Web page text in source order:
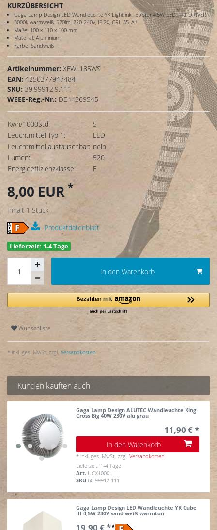
KURZÜBERSICHT
Gaga Lamp Design LED Wandleuchte YK Light inkl. Epistar 4,5W LED, inkl. DRIVER
3000k warmweiß, 520lm, 220-240V, IP 20, CRI: 85, A+
Maße: 100 x 110 x 100 mm
Material: Aluminium
Farbe: Sandweiß
Artikelnummer: XFWL185WS
EAN: 4250377947484
SKU: 39.99912.9.111
WEEE-Reg.-Nr.: DE44369545
Kwh/1000Std:
5
Leuchtmittel Typ 1:
LED
Leuchtmittel austauschbar: nein
Lumen:
520
Energieeffizienzklasse:
F
8,00 EUR *
Inhalt 1 Stück
Produktdatenblatt
Lieferzeit: 1-4 Tage
In den Warenkorb
Wunschliste
* inkl. ges. MwSt. zzgl. Versandkosten
Kunden kauften auch
Gaga Lamp Design ALUTEC Wandleuchte King
Cross Big 40W 230V alu grau
11,90 € *
In den Warenkorb
* inkl. ges. MwSt. zzgl.Versandkosten
Lieferzeit: 1-4 Tage
Art. UCX1000L
SKU60.99912.111
Gaga Lamp Design LED Wandleuchte YK Cube
III 4,5W 230V sand weiß warmton
19,90 € *